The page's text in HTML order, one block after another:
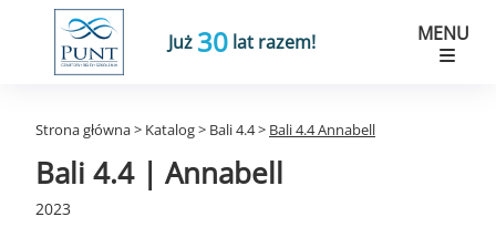
Już 30 lat razem! MENU
Strona główna> Katalog> Bali 4.4> Bali 4.4 Annabell
Bali 4.4 | Annabell
2023